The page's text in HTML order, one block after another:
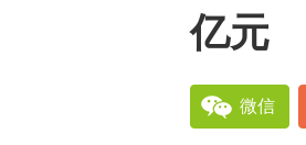
亿元
微信